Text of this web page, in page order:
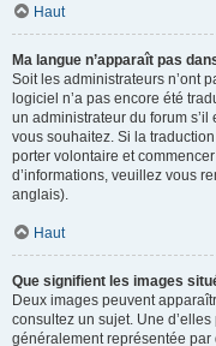
Haut
Ma langue n’apparaît pas
Soit les administrateurs n’ont
logiciel n’a pas encore été
un administrateur du forum
vous souhaitez. Si la
porter volontaire et
d’informations, veuillez vous
anglais).
Haut
Que signifient les images
Deux images peuvent
consultez un sujet. Une
généralement représentée